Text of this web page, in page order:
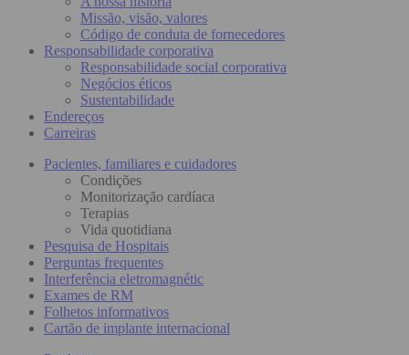
Missão, visão, valores
Código de conduta de fornecedores
Responsabilidade corporativa
Responsabilidade social corporativa
Negócios éticos
Sustentabilidade
Endereços
Carreiras
Pacientes, familiares e cuidadores
Condições
Monitorização cardíaca
Terapias
Vida quotidiana
Pesquisa de Hospitais
Perguntas frequentes
Interferência eletromagnétic
Exames de RM
Folhetos informativos
Cartão de implante internacional